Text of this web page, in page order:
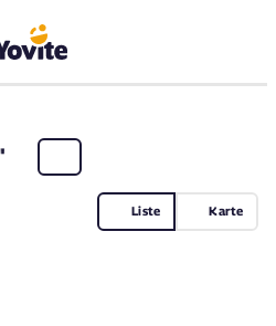
Liste Karte